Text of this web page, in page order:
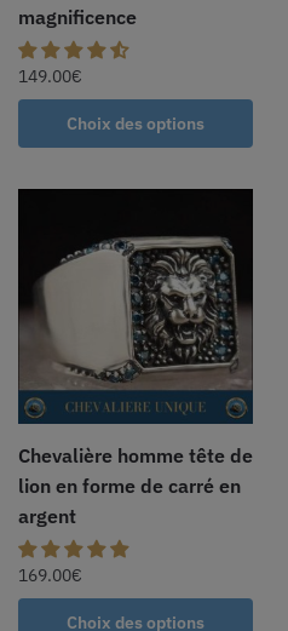
magnificence
149.00€
Choix des options
Chevalière homme tête de
lion en forme de carré en
argent
169.00€
Choix des options